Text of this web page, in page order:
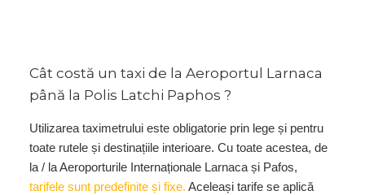
Cât costă un taxi de la Aeroportul Larnaca
până la Polis Latchi Paphos ?
Utilizarea taximetrului este obligatorie prin lege și pentru
toate rutele și destinațiile interioare. Cu toate acestea, de
la / la Aeroporturile Internaționale Larnaca și Pafos,
tarifele sunt predefinite și fixe. Aceleași tarife se aplică